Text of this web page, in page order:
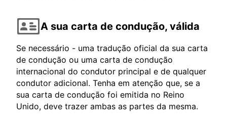
A sua carta de condução, válida
Se necessário - uma tradução oficial da sua carta
de condução ou uma carta de condução
internacional do condutor principal e de qualquer
condutor adicional. Tenha em atenção que, se a
sua carta de condução foi emitida no Reino
Unido, deve trazer ambas as partes da mesma.